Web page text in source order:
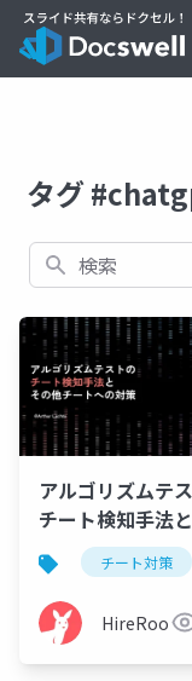
タグ
検索
アルゴリズムテ
チート検知手法
の他チートへの対
チート対策
HireRoo